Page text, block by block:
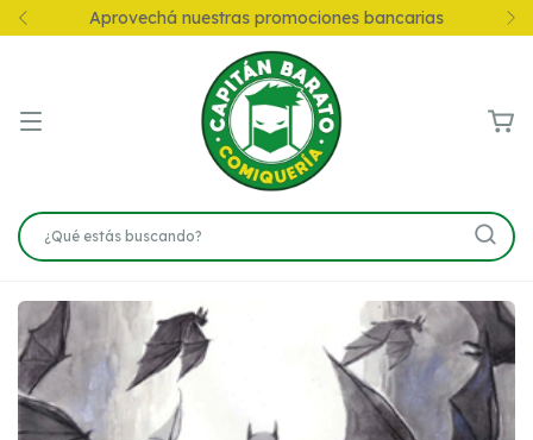
Aprovechá nuestras promociones bancarias